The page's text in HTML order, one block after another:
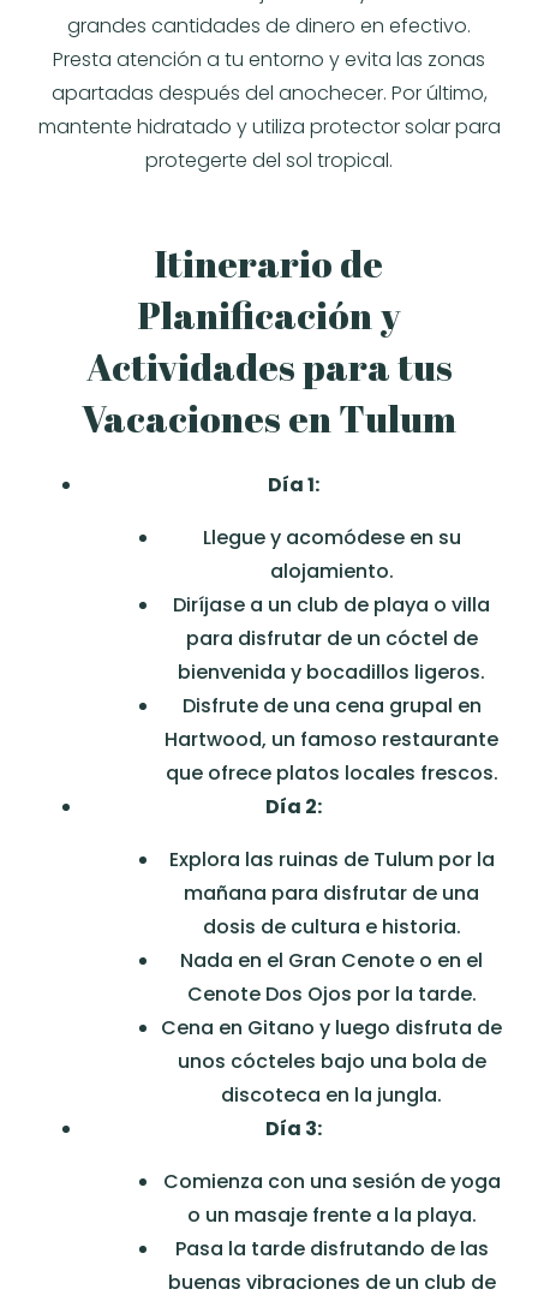
grandes cantidades de dinero en efectivo.
Presta atención a tu entorno y evita las zonas
apartadas después del anochecer. Por último,
mantente hidratado y utiliza protector solar para
protegerte del sol tropical.
Itinerario de
Planificación y
Actividades para tus
Vacaciones en Tulum
Día 1:
Llegue y acomódese en su
alojamiento.
Diríjase a un club de playa o villa
para disfrutar de un cóctel de
bienvenida y bocadillos ligeros.
Disfrute de una cena grupal en
Hartwood, un famoso restaurante
que ofrece platos locales frescos.
Día 2:
Explora las ruinas de Tulum por la
mañana para disfrutar de una
dosis de cultura e historia.
Nada en el Gran Cenote o en el
Cenote Dos Ojos por la tarde.
Cena en Gitano y luego disfruta de
unos cócteles bajo una bola de
discoteca en la jungla.
Día 3:
Comienza con una sesión de yoga
o un masaje frente a la playa.
Pasa la tarde disfrutando de las
buenas vibraciones de un club de